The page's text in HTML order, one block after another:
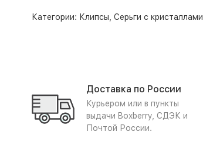
Категории: Клипсы Серьги с кристаллами
Доставка по России
Курьером или в пункты
выдачи Boxberry, СДЭК и
Почтой России.